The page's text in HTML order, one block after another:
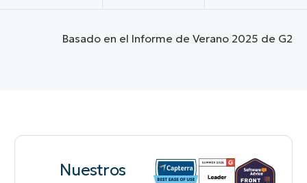
Basado en el Informe de Verano 2025 de G2
Nuestros